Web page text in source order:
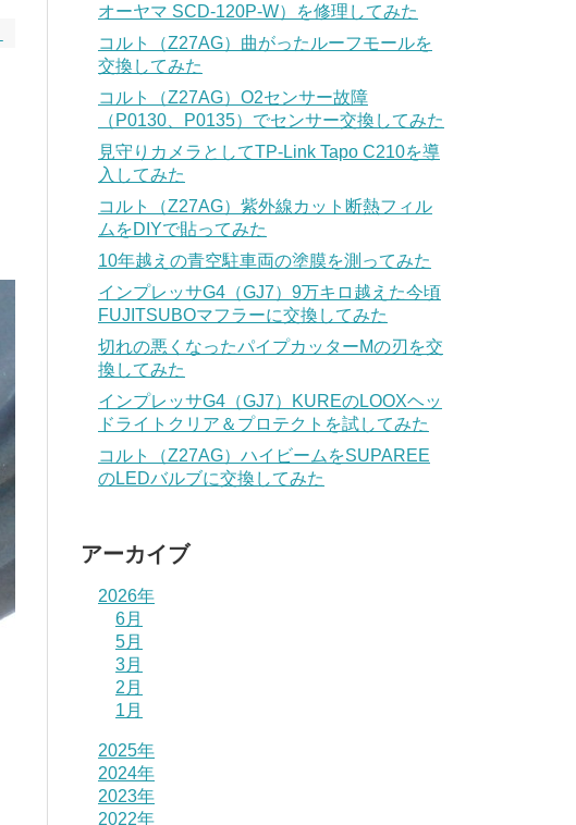
オーヤマ SCD-120P-W）を修理してみた
コルト（Z27AG）曲がったルーフモールを
交換してみた
コルト（Z27AG）O2センサー故障
（P0130、P0135）でセンサー交換してみた
見守りカメラとしてTP-Link Tapo C210を導
入してみた
コルト（Z27AG）紫外線カット断熱フィル
ムをDIYで貼ってみた
10年越えの青空駐車両の塗膜を測ってみた
インプレッサG4（GJ7）9万キロ越えた今頃
FUJITSUBOマフラーに交換してみた
切れの悪くなったパイプカッターMの刃を交
換してみた
インプレッサG4（GJ7）KUREのLOOXヘッ
ドライトクリア＆プロテクトを試してみた
コルト（Z27AG）ハイビームをSUPAREE
のLEDバルブに交換してみた
アーカイブ
2026年
6月
5月
3月
2月
1月
2025年
2024年
2023年
2022年